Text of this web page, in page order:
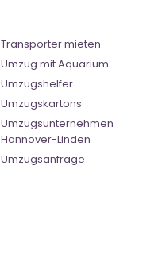
Transporter mieten
Umzug mit Aquarium
Umzugshelfer
Umzugskartons
Umzugsunternehmen
Hannover-Linden
Umzugsanfrage